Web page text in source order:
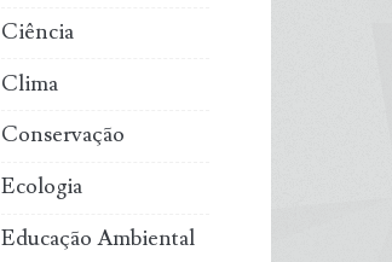
Ciência
Clima
Conservação
Ecologia
Educação Ambiental